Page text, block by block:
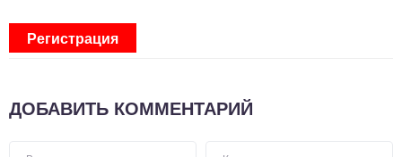
Регистрация
ДОБАВИТЬ КОММЕНТАРИЙ